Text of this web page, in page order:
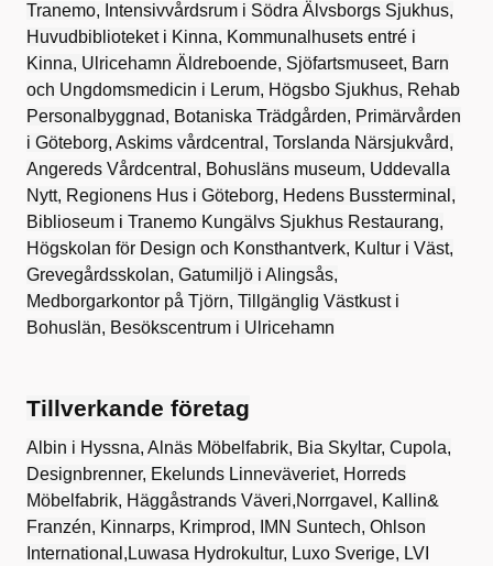
Tranemo, Intensivvårdsrum i Södra Älvsborgs Sjukhus,
Huvudbiblioteket i Kinna, Kommunalhusets entré i
Kinna, Ulricehamn Äldreboende, Sjöfartsmuseet, Barn
och Ungdomsmedicin i Lerum, Högsbo Sjukhus, Rehab
Personalbyggnad, Botaniska Trädgården, Primärvården
i Göteborg, Askims vårdcentral, Torslanda Närsjukvård,
Angereds Vårdcentral, Bohusläns museum, Uddevalla
Nytt, Regionens Hus i Göteborg, Hedens Bussterminal,
Biblioseum i Tranemo Kungälvs Sjukhus Restaurang,
Högskolan för Design och Konsthantverk, Kultur i Väst,
Grevegårdsskolan, Gatumiljö i Alingsås,
Medborgarkontor på Tjörn, Tillgänglig Västkust i
Bohuslän, Besökscentrum i Ulricehamn
Tillverkande företag
Albin i Hyssna, Alnäs Möbelfabrik, Bia Skyltar, Cupola,
Designbrenner, Ekelunds Linneväveriet, Horreds
Möbelfabrik, Häggåstrands Väveri,Norrgavel, Kallin&
Franzén, Kinnarps, Krimprod, IMN Suntech, Ohlson
International,Luwasa Hydrokultur, Luxo Sverige, LVI